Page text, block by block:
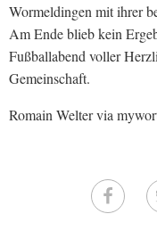
Wormeldingen mit ihrer
Am Ende blieb kein
Fußballabend voller
Gemeinschaft.
Romain Welter via